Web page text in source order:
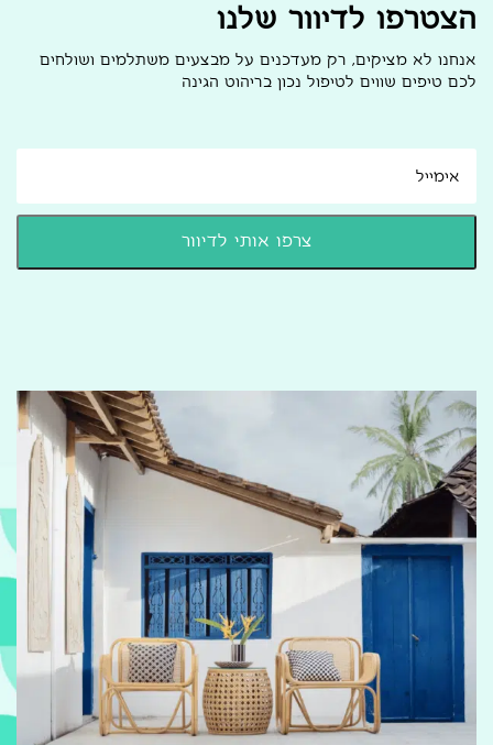
הצטרפו לדיוור שלנו
אנחנו לא מציקים, רק מעדכנים על מבצעים משתלמים ושולחים
לכם טיפים שווים לטיפול נכון בריהוט הגינה